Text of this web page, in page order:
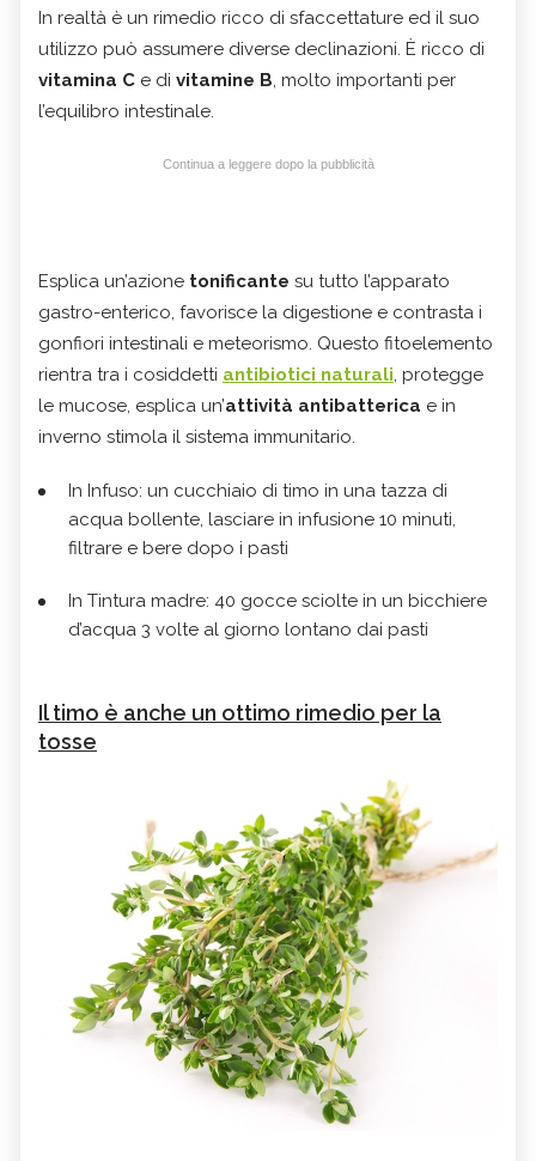
In realtà è un rimedio ricco di sfaccettature ed il suo
utilizzo può assumere diverse declinazioni. È ricco di
vitamina C e di vitamine B, molto importanti per
l’equilibro intestinale.
Continua a leggere dopo la pubblicità
Esplica un’azione tonificante su tutto l’apparato
gastro-enterico, favorisce la digestione e contrasta i
gonfiori intestinali e meteorismo. Questo fitoelemento
rientra tra i cosiddetti antibiotici naturali, protegge
le mucose, esplica un’attività antibatterica e in
inverno stimola il sistema immunitario.
In Infuso: un cucchiaio di timo in una tazza di
acqua bollente, lasciare in infusione 10 minuti,
filtrare e bere dopo i pasti
In Tintura madre: 40 gocce sciolte in un bicchiere
d’acqua 3 volte al giorno lontano dai pasti
Il timo è anche un ottimo rimedio per la
tosse